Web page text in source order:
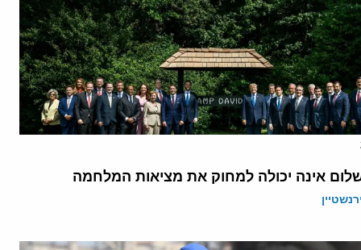
אינה יכולה למחוק את מציאות המלחמה